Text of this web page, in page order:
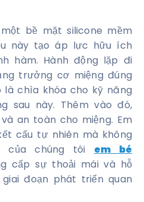
bề mặt silicone mềm
này tạo áp lực hữu ích
hàm. Hành động lặp đi
trưởng cơ miệng đúng
chìa khóa cho kỹ năng
sau này. Thêm vào đó,
an toàn cho miệng. Em
cấu tự nhiên mà không
của chúng tôi em bé
cấp sự thoải mái và hỗ
đoạn phát triển quan